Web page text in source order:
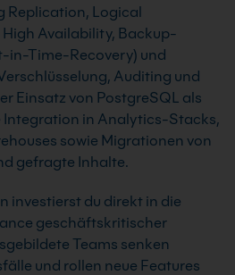
Replication, Logical
Availability, Backup-
in-Time-Recovery) und
Auditing und
Einsatz von PostgreSQL als
in Analytics-Stacks,
sowie Migrationen von
gefragte Inhalte.
investierst du direkt in die
geschäftskritischer
Teams senken
und rollen neue Features